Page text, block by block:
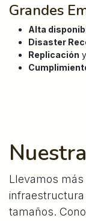
Grandes
Alta
Disaster
Replicación
Llevamos más
tamaños.